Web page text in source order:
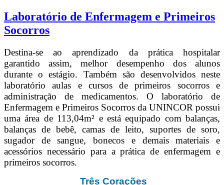
Laboratório de Enfermagem e Primeiros
Socorros
Destina-se ao aprendizado da prática hospitalar
garantido assim, melhor desempenho dos alunos
durante o estágio. Também são desenvolvidos neste
laboratório aulas e cursos de primeiros socorros e
administração de medicamentos. O laboratório de
Enfermagem e Primeiros Socorros da UNINCOR possui
uma área de 113,04m² e está equipado com balanças,
balanças de bebê, camas de leito, suportes de soro,
sugador de sangue, bonecos e demais materiais e
acessórios necessário para a prática de enfermagem e
primeiros socorros.
Três Corações